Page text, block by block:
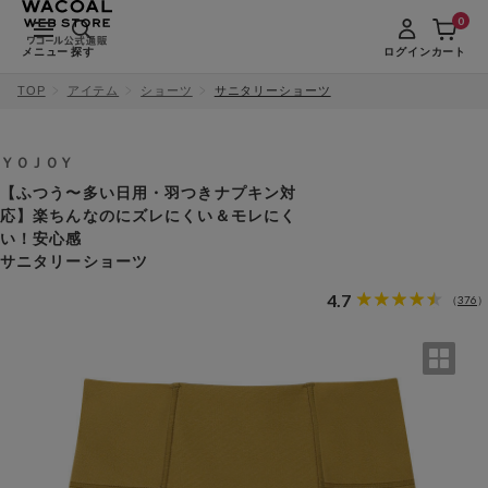
メニュー 探す ログインカート
0
TOP アイテム ショーツ サニタリーショーツ
ＹＯＪＯＹ
【ふつう〜多い日用・羽つきナプキン対
応】楽ちんなのにズレにくい＆モレにく
い！安心感
サニタリーショーツ
4.7 （376 ）